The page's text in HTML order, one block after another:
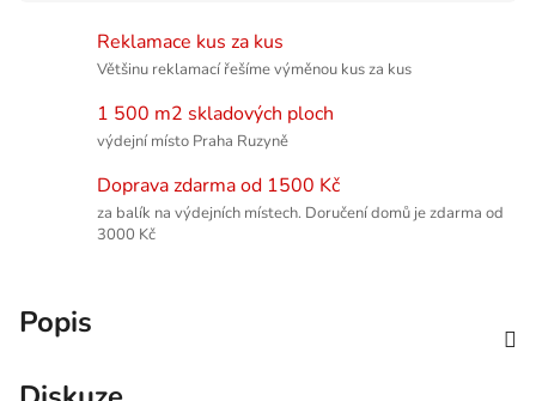
Reklamace kus za kus
Většinu reklamací řešíme výměnou kus za kus
1 500 m2 skladových ploch
výdejní místo Praha Ruzyně
Doprava zdarma od 1500 Kč
za balík na výdejních místech. Doručení domů je zdarma od
3000 Kč
Popis